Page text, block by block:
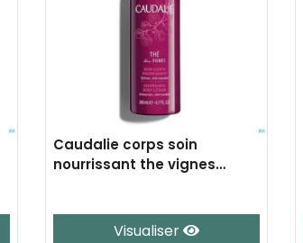
Caudalie corps soin
nourrissant the vignes
Visualiser